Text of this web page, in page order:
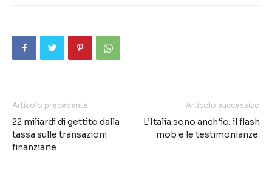
Articolo precedente
22 miliardi di gettito dalla
tassa sulle transazioni
finanziarie
Articolo successivo
L’Italia sono anch’io: il flash
mob e le testimonianze.